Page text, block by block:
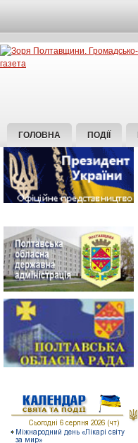
ГОЛОВНА ПОДІЇ